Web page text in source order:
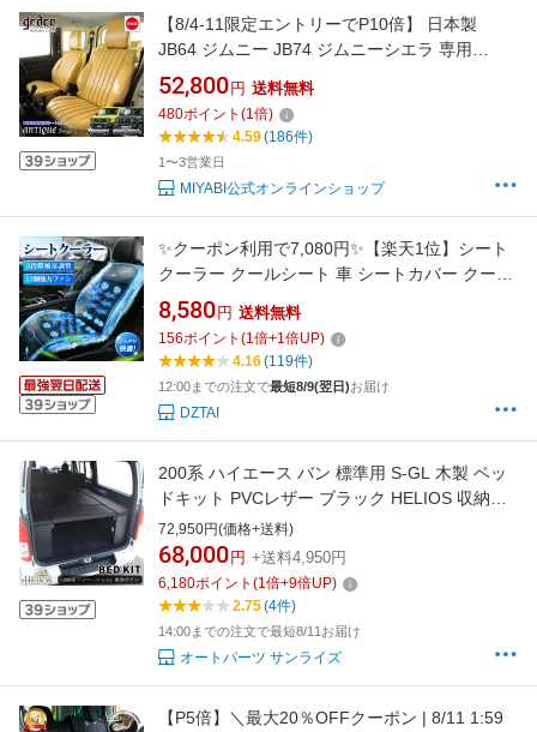
【8/4-11限定エントリーでP10倍】 日本製
JB64 ジムニー JB74 ジムニーシエラ 専用
grace シートカバー jimny SIERRA 車 簡単取付
難燃 カスタム パーツ アンティーク クラシック
ヴィンテージ レトログレイス ANTIQUE
Design S シートカバー 1台分 フロント+リア
52,800 円 送料無料
480ポイント (1倍)
4.59(186件)
1〜3営業日
MIYABI公式オンラインショップ
✨クーポン利用で7,080円✨【楽天1位】シート
クーラー クールシート 車 シートカバー クール
カーシート ドライブシート 24V 12V 車用 シー
トファン クーラーファンシート ひんやり ファ
ン付シート 通気性 自動車 ファン付き 滑り止め
8,580 円 送料無料
156ポイント (1倍+1倍UP)
4.16(119件)
12:00までの注文で最短8/9(翌日)お届け
DZTAI
200系 ハイエース バン 標準用 S-GL 木製 ベッ
ドキット PVCレザー ブラック HELIOS 収納あ
り 7分割マット ウッド 黒 内装 カスタムパーツ
車中泊 ナロー トヨタ ハイエース 1型 2型 3型 4
型 5型 6型 7型 8型
72,950円(価格+送料)
68,000 円 +送料4,950円
6,180ポイント (1倍+9倍UP)
2.75(4件)
14:00までの注文で最短8/11お届け
オートパーツ サンライズ
【P5倍】＼最大20％OFFクーポン | 8/11 1:59